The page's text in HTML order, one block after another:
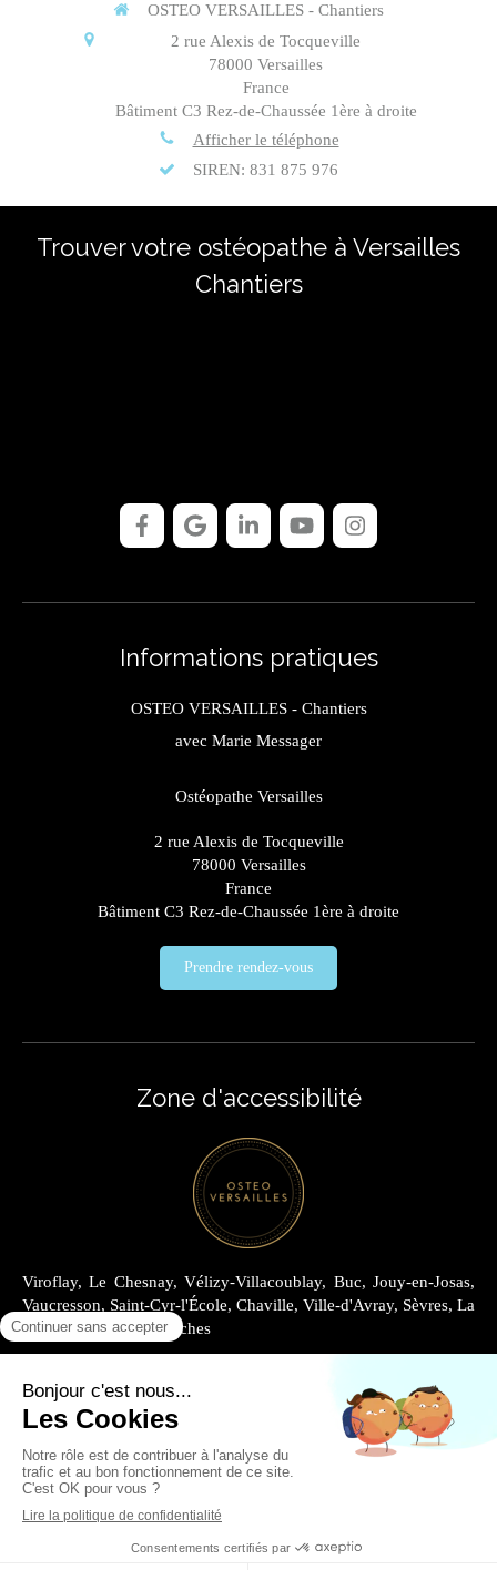
OSTEO VERSAILLES - Chantiers
2 rue Alexis de Tocqueville
78000 Versailles
France
Bâtiment C3 Rez-de-Chaussée 1ère à droite
Afficher le téléphone
SIREN: 831 875 976
Trouver votre ostéopathe à Versailles
Chantiers
Informations pratiques
OSTEO VERSAILLES - Chantiers
avec Marie Messager
Ostéopathe Versailles
2 rue Alexis de Tocqueville
78000 Versailles
France
Bâtiment C3 Rez-de-Chaussée 1ère à droite
Prendre rendez-vous
Zone d'accessibilité
Viroflay, Le Chesnay, Vélizy-Villacoublay, Buc, Jouy-en-Josas,
Vaucresson, Saint-Cyr-l'École, Chaville, Ville-d'Avray, Sèvres, La
Celle-Saint-Cloud, Garches
Plan du site
Mentions légales
Louer au Cabinet Joly
Louer au Cabinet Archimède